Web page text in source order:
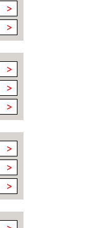
>
>
>
>
>
>
>
>